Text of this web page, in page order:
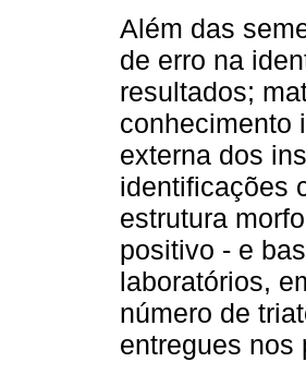
Além das
de erro na
resultados;
conhecimento
externa dos
identificações
estrutura
positivo - e
laboratórios,
número de
entregues nos